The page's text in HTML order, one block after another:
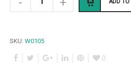
ADD TO
SKU: W0105
0